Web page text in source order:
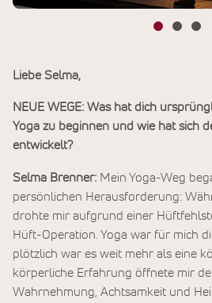
Liebe Selma,
NEUE WEGE: Was hat dich
Yoga zu beginnen und wie hat sich
entwickelt?
Selma Brenner: Mein Yoga-Weg
persönlichen Herausforderung:
drohte mir aufgrund einer
Hüft-Operation. Yoga war für mich
plötzlich war es weit mehr als eine
körperliche Erfahrung öffnete mir
Wahrnehmung, Achtsamkeit und